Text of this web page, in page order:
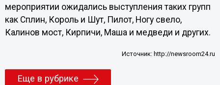
мероприятии ожидались выступления таких групп
как Сплин, Король и Шут, Пилот, Ногу свело,
Калинов мост, Кирпичи, Маша и медведи и других.
Источник: http://newsroom24.ru
Еще в рубрике